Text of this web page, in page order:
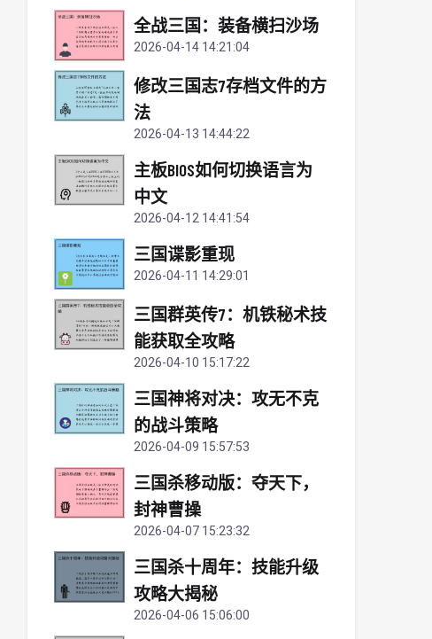
全战三国：装备横扫沙场
2026-04-14 14:21:04
修改三国志7存档文件的方
法
2026-04-13 14:44:22
主板BIOS如何切换语言为
中文
2026-04-12 14:41:54
三国谍影重现
2026-04-11 14:29:01
三国群英传7：机铁秘术技
能获取全攻略
2026-04-10 15:17:22
三国神将对决：攻无不克
的战斗策略
2026-04-09 15:57:53
三国杀移动版：夺天下，
封神曹操
2026-04-07 15:23:32
三国杀十周年：技能升级
攻略大揭秘
2026-04-06 15:06:00